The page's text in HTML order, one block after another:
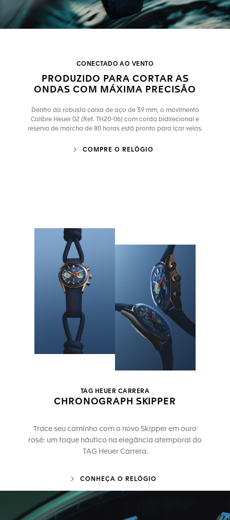
CONECTADO AO VENTO
PRODUZIDO PARA CORTAR AS
ONDAS COM MÁXIMA PRECISÃO
Dentro da robusta caixa de aço de 39 mm, o movimento
Calibre Heuer 02 (Ref. TH20-06) com corda bidirecional e
reserva de marcha de 80 horas está pronto para içar velas.
COMPRE O RELÓGIO
TAG HEUER CARRERA
CHRONOGRAPH SKIPPER
Trace seu caminho com o novo Skipper em ouro
rosé: um toque náutico na elegância atemporal do
TAG Heuer Carrera.
CONHEÇA O RELÓGIO